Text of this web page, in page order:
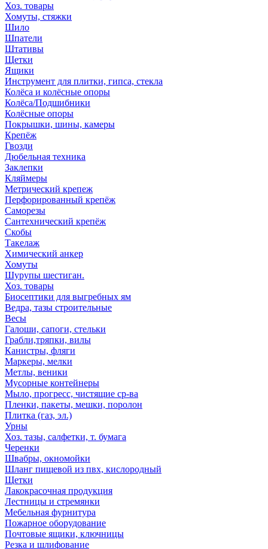
Хоз. товары
Хомуты, стяжки
Шило
Шпатели
Штативы
Щетки
Ящики
Инструмент для плитки, гипса, стекла
Колёса и колёсные опоры
Колёса/Подшибники
Колёсные опоры
Покрышки, шины, камеры
Крепёж
Гвозди
Дюбельная техника
Заклепки
Кляймеры
Метрический крепеж
Перфорированный крепёж
Саморезы
Сантехнический крепёж
Скобы
Такелаж
Химический анкер
Хомуты
Шурупы шестиган.
Хоз. товары
Биосептики для выгребных ям
Ведра, тазы строительные
Весы
Галоши, сапоги, стельки
Грабли,тряпки, вилы
Канистры, фляги
Маркеры, мелки
Метлы, веники
Мусорные контейнеры
Мыло, прогресс, чистящие ср-ва
Пленки, пакеты, мешки, поролон
Плитка (газ, эл.)
Урны
Хоз. тазы, салфетки, т. бумага
Черенки
Швабры, окномойки
Шланг пищевой из пвх, кислородный
Щетки
Лакокрасочная продукция
Лестницы и стремянки
Мебельная фурнитура
Пожарное оборудование
Почтовые ящики, ключницы
Резка и шлифование